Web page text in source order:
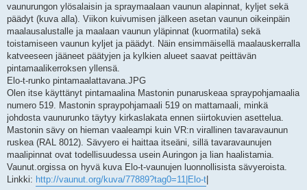
t
i
vaunurungon ylösalaisin ja spraymaalaan vaunun alapinnat, kyljet sekä
päädyt (kuva alla). Viikon kuivumisen jälkeen asetan vaunun oikeinpäin
maalausalustalle ja maalaan vaunun yläpinnat (kuormatila) sekä
toistamiseen vaunun kyljet ja päädyt. Näin ensimmäisellä maalauskerralla
katveeseen jääneet päätyjen ja kylkien alueet saavat peittävän
pintamaalikerroksen yllensä.
Elo-t-runko pintamaalattavana.JPG
Olen itse käyttänyt pintamaalina Mastonin punaruskeaa spraypohjamaalia
numero 519. Mastonin spraypohjamaali 519 on mattamaali, minkä
johdosta vaunurunko täytyy kirkaslakata ennen siirtokuvien asettelua.
Mastonin sävy on hieman vaaleampi kuin VR:n virallinen tavaravaunun
ruskea (RAL 8012). Sävyero ei haittaa itseäni, sillä tavaravaunujen
maalipinnat ovat todellisuudessa usein Auringon ja lian haalistamia.
Vaunut.orgissa on hyvä kuva Elo-t-vaunujen luonnollisista sävyeroista.
Linkki: http://vaunut.org/kuva/77889?tag0=11|Elo-t